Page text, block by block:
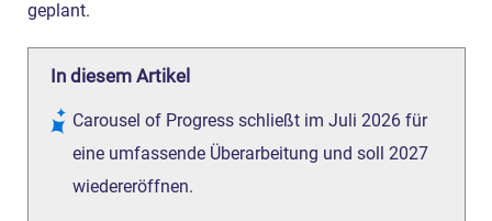
geplant.
In diesem Artikel
Carousel of Progress schließt im Juli 2026 für
eine umfassende Überarbeitung und soll 2027
wiedereröffnen.